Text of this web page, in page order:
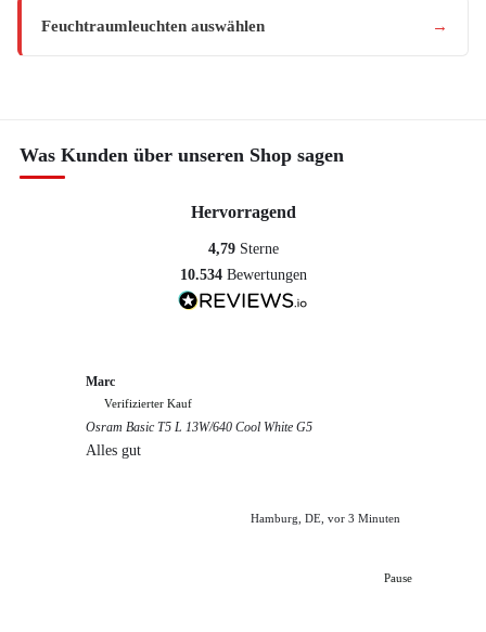
Feuchtraumleuchten auswählen →
Was Kunden über unseren Shop sagen
Hervorragend
4,79 Sterne
10.534 Bewertungen
Marc
Verifizierter Kauf
Osram Basic T5 L 13W/640 Cool White G5
Alles gut
Hamburg, DE, vor 3 Minuten
Pause